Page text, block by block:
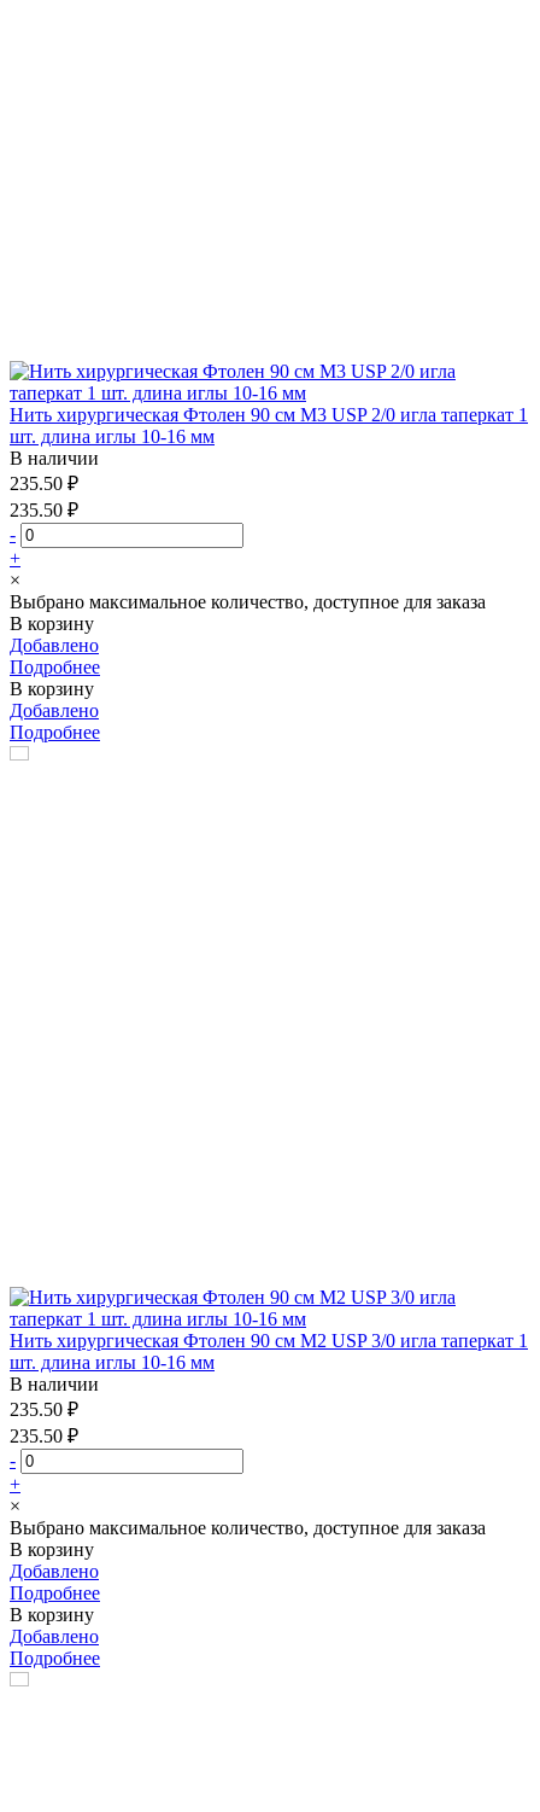
Нить хирургическая Фтолен 90 см М3 USP 2/0 игла таперкат 1
шт. длина иглы 10-16 мм
В наличии
235.50 ₽
235.50 ₽
-
+
×
Выбрано максимальное количество, доступное для заказа
В корзину
Добавлено
Подробнее
В корзину
Добавлено
Подробнее
Нить хирургическая Фтолен 90 см М2 USP 3/0 игла таперкат 1
шт. длина иглы 10-16 мм
В наличии
235.50 ₽
235.50 ₽
-
+
×
Выбрано максимальное количество, доступное для заказа
В корзину
Добавлено
Подробнее
В корзину
Добавлено
Подробнее